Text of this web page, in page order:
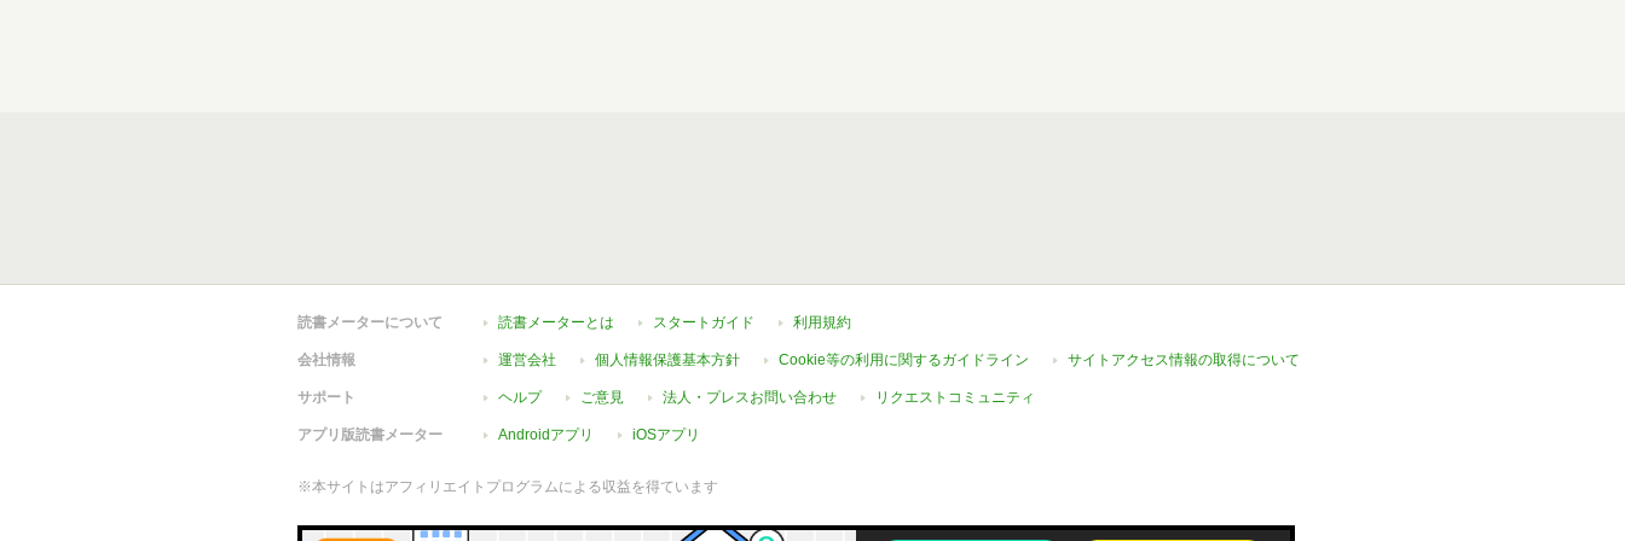
読書メーターについて 読書メーターとは スタートガイド 利用規約
会社情報 運営会社 個人情報保護基本方針 Cookie等の利用に関するガイドライン サイトアクセス情報の取得について
サポート ヘルプ ご意見 法人・プレスお問い合わせ リクエストコミュニティ
アプリ版読書メーター Androidアプリ iOSアプリ
※本サイトはアフィリエイトプログラムによる収益を得ています